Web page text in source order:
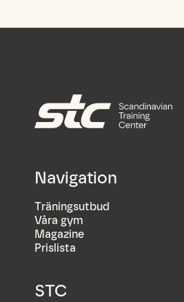
Navigation
Träningsutbud
Våra gym
Magazine
Prislista
STC